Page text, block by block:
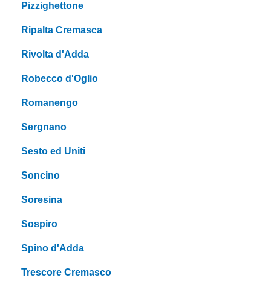
Pizzighettone
Ripalta Cremasca
Rivolta d'Adda
Robecco d'Oglio
Romanengo
Sergnano
Sesto ed Uniti
Soncino
Soresina
Sospiro
Spino d'Adda
Trescore Cremasco